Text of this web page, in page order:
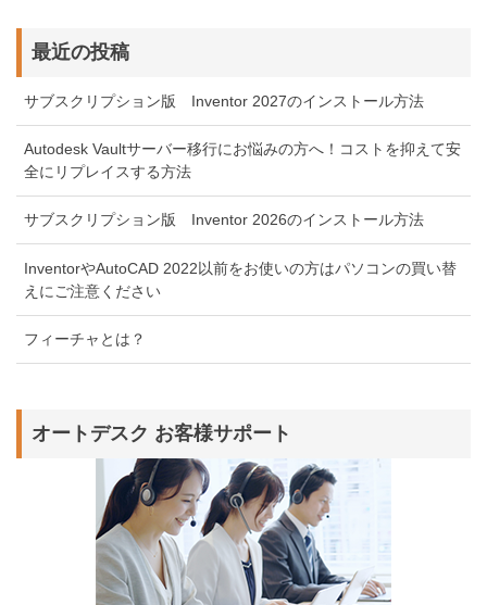
最近の投稿
サブスクリプション版 Inventor 2027のインストール方法
Autodesk Vaultサーバー移行にお悩みの方へ！コストを抑えて安
全にリプレイスする方法
サブスクリプション版 Inventor 2026のインストール方法
InventorやAutoCAD 2022以前をお使いの方はパソコンの買い替
えにご注意ください
フィーチャとは？
オートデスク お客様サポート